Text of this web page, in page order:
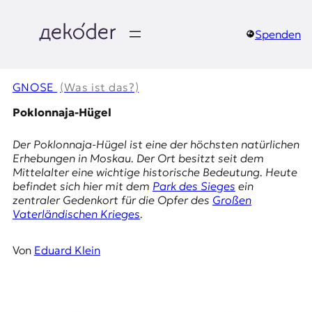
springen
e
k
o
d
e
|
Spenden
GNOSE (Was ist das?)
Poklonnaja-Hügel
Der Poklonnaja-Hügel ist eine der höchsten natürlichen
Erhebungen in Moskau. Der Ort besitzt seit dem
Mittelalter eine wichtige historische Bedeutung. Heute
befindet sich hier mit dem Park des Sieges ein
zentraler Gedenkort für die Opfer des Großen
Vaterländischen Krieges.
Von Eduard Klein